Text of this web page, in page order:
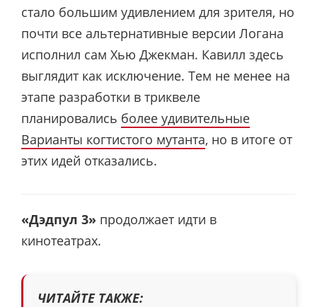
стало большим удивлением для зрителя, но
почти все альтернативные версии Логана
исполнил сам Хью Джекман. Кавилл здесь
выглядит как исключение. Тем не менее на
этапе разработки в триквеле
планировались более удивительные
Варианты когтистого мутанта, но в итоге от
этих идей отказались.
«Дэдпул 3» продолжает идти в
кинотеатрах.
ЧИТАЙТЕ ТАКЖЕ: